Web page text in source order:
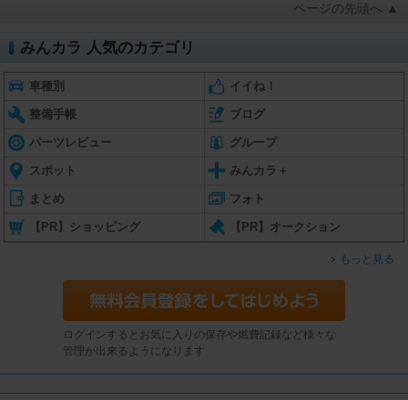
ページの先頭へ ▲
みんカラ 人気のカテゴリ
車種別 イイね！
整備手帳 ブログ
パーツレビュー グループ
スポット みんカラ＋
まとめ フォト
【PR】ショッピング 【PR】オークション
もっと見る
ログインするとお気に入りの保存や燃費記録など様々な
管理が出来るようになります